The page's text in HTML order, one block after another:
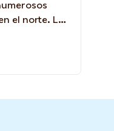
el norte. La
que el